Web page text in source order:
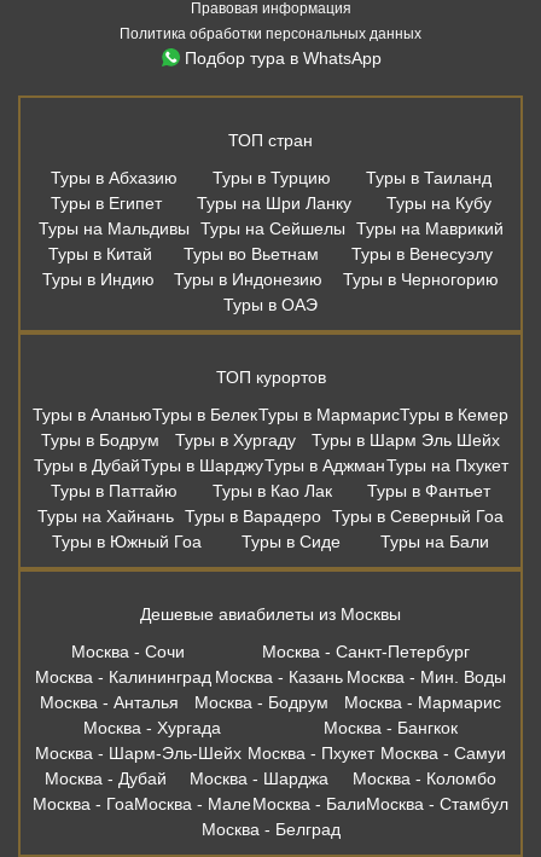
Правовая информация
Политика обработки персональных данных
Подбор тура в WhatsApp
ТОП стран
Туры в Абхазию
Туры в Турцию
Туры в Таиланд
Туры в Египет
Туры на Шри Ланку
Туры на Кубу
Туры на Мальдивы
Туры на Сейшелы
Туры на Маврикий
Туры в Китай
Туры во Вьетнам
Туры в Венесуэлу
Туры в Индию
Туры в Индонезию
Туры в Черногорию
Туры в ОАЭ
ТОП курортов
Туры в АланьюТуры в БелекТуры в МармарисТуры в Кемер
Туры в Бодрум
Туры в Хургаду
Туры в Шарм Эль Шейх
Туры в ДубайТуры в ШарджуТуры в АджманТуры на Пхукет
Туры в Паттайю
Туры в Као Лак
Туры в Фантьет
Туры на Хайнань Туры в Варадеро Туры в Северный Гоа
Туры в Южный Гоа
Туры в Сиде Туры на Бали
Дешевые авиабилеты из Москвы
Москва - Сочи
Москва - Санкт-Петербург
Москва - Калининград Москва - Казань Москва - Мин. Воды
Москва - Анталья
Москва - Бодрум
Москва - Мармарис
Москва - Хургада
Москва - Бангкок
Москва - Шарм-Эль-Шейх Москва - Пхукет Москва - Самуи
Москва - Дубай
Москва - Шарджа
Москва - Коломбо
Москва - ГоаМосква - МалеМосква - БалиМосква - Стамбул
Москва - Белград